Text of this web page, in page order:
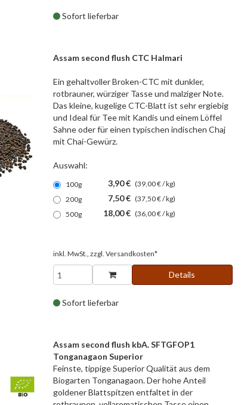
Sofort lieferbar
Assam second flush CTC Halmari
Ein gehaltvoller Broken-CTC mit dunkler,
rotbrauner, würziger Tasse und malziger Note.
Das kleine, kugelige CTC-Blatt ist sehr ergiebig
und Ideal für Tee mit Kandis und einem Löffel
Sahne oder für einen typischen indischen Chaj
mit Chai-Gewürz.
Auswahl:
100g 3,90 € (39,00 € / kg)
200g
7,50 € (37,50 € / kg)
500g
18,00 € (36,00 € / kg)
inkl. MwSt., zzgl. Versandkosten*
Details
Sofort lieferbar
Assam second flush kbA. SFTGFOP1
Tonganagaon Superior
Feinste, tippige Superior Qualität aus dem
Biogarten Tonganagaon. Der hohe Anteil
goldener Blattspitzen entfaltet in der